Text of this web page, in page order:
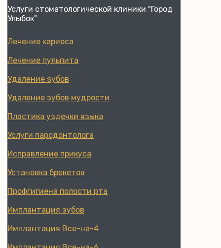
Услуги стоматологической клиники "Город
Улыбок"
Лечение кариеса
Лечение пульпита
Удаление зубов
Удаление зубов мудрости
Пластика уздечки языка
Услуги пародонтолога
Исправление прикуса
Установка брекетов
Профгигиена полости рта
Имплантация зубов
Имплантация Все-на-4